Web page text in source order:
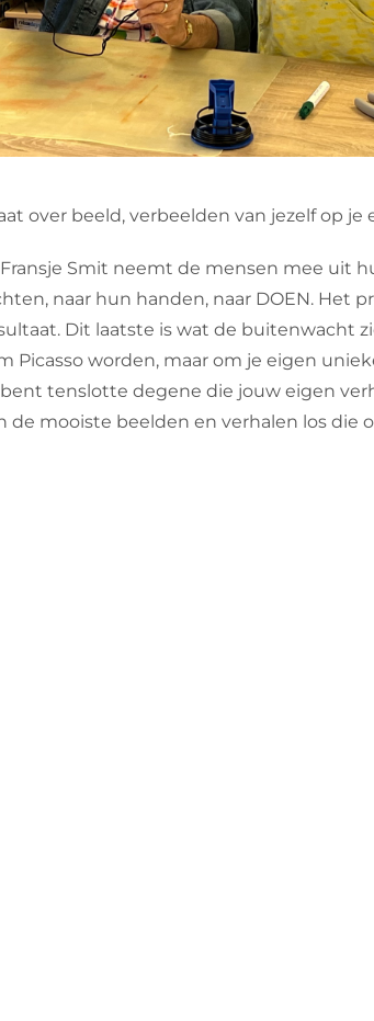
over beeld, verbeelden van jezelf op je
Smit neemt de mensen mee uit
naar hun handen, naar DOEN. Het
Dit laatste is wat de buitenwacht
Picasso worden, maar om je eigen
tenslotte degene die jouw eigen
de mooiste beelden en verhalen los die